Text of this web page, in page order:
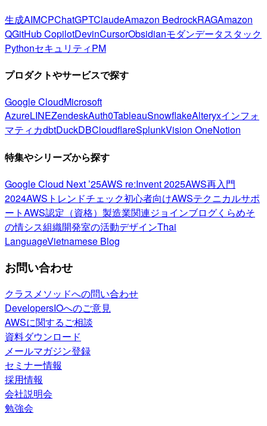
生成AIMCPChatGPTClaudeAmazon BedrockRAGAmazon
QGitHub CopilotDevinCursorObsidianモダンデータスタック
PythonセキュリティPM
プロダクトやサービスで探す
Google CloudMicrosoft
AzureLINEZendeskAuth0TableauSnowflakeAlteryxインフォ
マティカdbtDuckDBCloudflareSplunkVision OneNotion
特集やシリーズから探す
Google Cloud Next ’25AWS re:Invent 2025AWS再入門
2024AWSトレンドチェック初心者向けAWSテクニカルサポ
ートAWS認定（資格） 製造業関連ジョインブログくらめそ
の情シス組織開発室の活動デザインThai
LanguageVietnamese Blog
お問い合わせ
クラスメソッドへの問い合わせ
DevelopersIOへのご意見
AWSに関するご相談
資料ダウンロード
メールマガジン登録
セミナー情報
採用情報
会社説明会
勉強会